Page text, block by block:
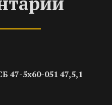
47-5х60-051 47,5,1